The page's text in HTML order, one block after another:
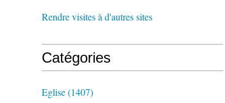
Rendre visites à d'autres sites
Catégories
Eglise(1407)